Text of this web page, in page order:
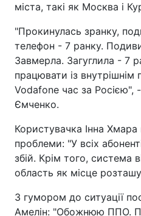
міста, такі як Москва і
"Прокинулась зранку,
телефон - 7 ранку.
Завмерла. Загуглила - 7
працювати із
Vodafone час за Росією",
Ємченко.
Користувачка Інна Хмара
проблеми: "У всіх
збій. Крім того, система
область як місце
З гумором до ситуації
Амелін: "Обожнюю ППО.